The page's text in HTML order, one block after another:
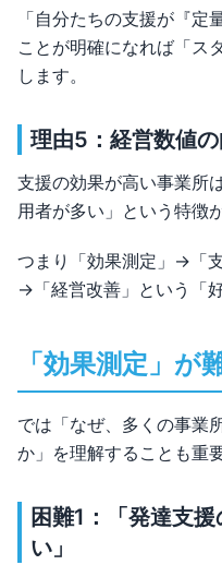
「自分たちの支援が『定
ことが明確になれば「ス
します。
理由5：経営数値
支援の効果が高い事業所
用者が多い」という特徴
つまり「効果測定」→「
→「経営改善」という「
「効果測定」が
では「なぜ、多くの事業
か」を理解することも重
困難1：「発達支
い」